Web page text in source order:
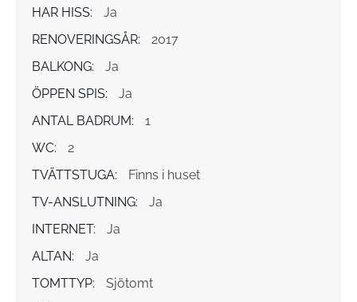
HAR HISS:
Ja
RENOVERINGSÅR:
2017
BALKONG:
Ja
ÖPPEN SPIS:
Ja
ANTAL BADRUM:
1
WC:
2
TVÄTTSTUGA:
Finns i huset
TV-ANSLUTNING:
Ja
INTERNET:
Ja
ALTAN:
Ja
TOMTTYP:
Sjötomt